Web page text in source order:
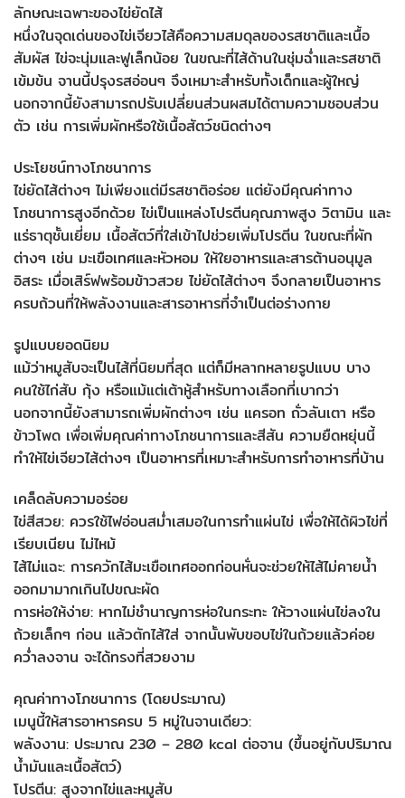
ลักษณะเฉพาะของไข่ยัดไส้
หนึ่งในจุดเด่นของไข่เจียวไส้คือความสมดุลของรสชาติและเนื้อ
สัมผัส ไข่จะนุ่มและฟูเล็กน้อย ในขณะที่ไส้ด้านในชุ่มฉ่ำและรสชาติ
เข้มข้น จานนี้ปรุงรสอ่อนๆ จึงเหมาะสำหรับทั้งเด็กและผู้ใหญ่
นอกจากนี้ยังสามารถปรับเปลี่ยนส่วนผสมได้ตามความชอบส่วน
ตัว เช่น การเพิ่มผักหรือใช้เนื้อสัตว์ชนิดต่างๆ
ประโยชน์ทางโภชนาการ
ไข่ยัดไส้ต่างๆ ไม่เพียงแต่มีรสชาติอร่อย แต่ยังมีคุณค่าทาง
โภชนาการสูงอีกด้วย ไข่เป็นแหล่งโปรตีนคุณภาพสูง วิตามิน และ
แร่ธาตุชั้นเยี่ยม เนื้อสัตว์ที่ใส่เข้าไปช่วยเพิ่มโปรตีน ในขณะที่ผัก
ต่างๆ เช่น มะเขือเทศและหัวหอม ให้ใยอาหารและสารต้านอนุมูล
อิสระ เมื่อเสิร์ฟพร้อมข้าวสวย ไข่ยัดไส้ต่างๆ จึงกลายเป็นอาหาร
ครบถ้วนที่ให้พลังงานและสารอาหารที่จำเป็นต่อร่างกาย
รูปแบบยอดนิยม
แม้ว่าหมูสับจะเป็นไส้ที่นิยมที่สุด แต่ก็มีหลากหลายรูปแบบ บาง
คนใช้ไก่สับ กุ้ง หรือแม้แต่เต้าหู้สำหรับทางเลือกที่เบากว่า
นอกจากนี้ยังสามารถเพิ่มผักต่างๆ เช่น แครอท ถั่วลันเตา หรือ
ข้าวโพด เพื่อเพิ่มคุณค่าทางโภชนาการและสีสัน ความยืดหยุ่นนี้
ทำให้ไข่เจียวไส้ต่างๆ เป็นอาหารที่เหมาะสำหรับการทำอาหารที่บ้าน
เคล็ดลับความอร่อย
ไข่สีสวย: ควรใช้ไฟอ่อนสม่ำเสมอในการทำแผ่นไข่ เพื่อให้ได้ผิวไข่ที่
เรียบเนียน ไม่ไหม้
ไส้ไม่แฉะ: การควักไส้มะเขือเทศออกก่อนหั่นจะช่วยให้ไส้ไม่คายน้ำ
ออกมามากเกินไปขณะผัด
การห่อให้ง่าย: หากไม่ชำนาญการห่อในกระทะ ให้วางแผ่นไข่ลงใน
ถ้วยเล็กๆ ก่อน แล้วตักไส้ใส่ จากนั้นพับขอบไข่ในถ้วยแล้วค่อย
คว่ำลงจาน จะได้ทรงที่สวยงาม
คุณค่าทางโภชนาการ (โดยประมาณ)
เมนูนี้ให้สารอาหารครบ 5 หมู่ในจานเดียว:
พลังงาน: ประมาณ 230 – 280 kcal ต่อจาน (ขึ้นอยู่กับปริมาณ
น้ำมันและเนื้อสัตว์)
โปรตีน: สูงจากไข่และหมูสับ